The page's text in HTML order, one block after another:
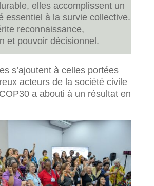
elles accomplissent un
essentiel à la survie collective.
reconnaissance,
et pouvoir décisionnel.
s’ajoutent à celles portées
acteurs de la société civile
a abouti à un résultat en